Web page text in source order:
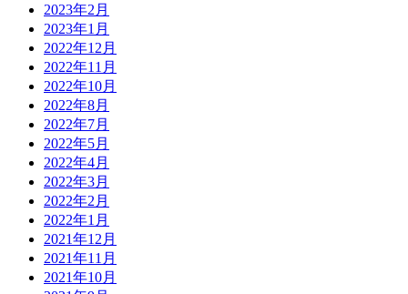
2023年2月
2023年1月
2022年12月
2022年11月
2022年10月
2022年8月
2022年7月
2022年5月
2022年4月
2022年3月
2022年2月
2022年1月
2021年12月
2021年11月
2021年10月